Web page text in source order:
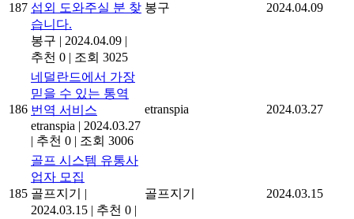
187 섭외 도와주실 분 찾
습니다.
봉구 | 2024.04.09 |
추천 0 | 조회 3025
봉구 2024.04.09
186
네덜란드에서 가장
믿을 수 있는 통역
번역 서비스
etranspia | 2024.03.27
| 추천 0 | 조회 3006
etranspia 2024.03.27
185
골프 시스템 유통사
업자 모집
골프지기
|
2024.03.15 | 추천 0 |
골프지기 2024.03.15